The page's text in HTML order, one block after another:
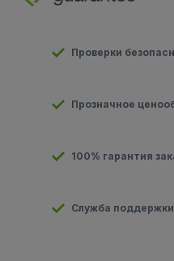
Проверки
Прозначное
100% гарантия
Служба